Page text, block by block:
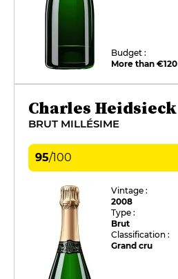
Budget :
More than €120
Charles Heidsieck
BRUT MILLÉSIME
95/100
Vintage :
2008
Type :
Brut
Classification :
Grand cru